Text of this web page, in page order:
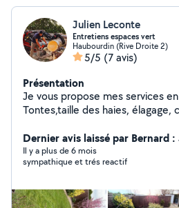
Julien Leconte
Entretiens espaces vert
Haubourdin (Rive Droite 2)
5/5 (7 avis)
Présentation
Je vous propose mes services
Tontes,taille des haies,
ou en semis . N'hésitez pas à me
un message si je ne vous
rappellerai dès que possible .
Dernier avis laissé par Bernard
Il y a plus de 6 mois
sympathique et trés reactif